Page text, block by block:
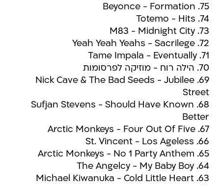
75. Beyonce - Formation
74. Totemo - Hits
73. M83 - Midnight City
72. Yeah Yeah Yeahs - Sacrilege
71. Tame Impala - Eventually
70. הילה רוח - מוזיקה לפרסומות
69. Nick Cave & The Bad Seeds - Jubilee
Street
68. Sufjan Stevens - Should Have Known
Better
67. Arctic Monkeys - Four Out Of Five
66. St. Vincent - Los Ageless
65. Arctic Monkeys - No 1 Party Anthem
64. The Angelcy - My Baby Boy
63. Michael Kiwanuka - Cold Little Heart